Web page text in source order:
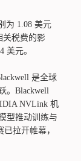
为 1.08 美元
关税费的影
美元。
是全球
。Blackwell
NVLink 机
型推动训练与
拉开帷幕，